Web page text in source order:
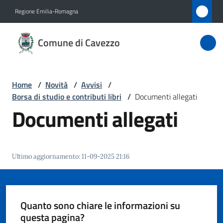
Regione Emilia-Romagna
Comune di Cavezzo
di
Servizi
Vivere
Cavezzo
Home / Novità / Avvisi /
Borsa di studio e contributi libri / Documenti allegati
Documenti allegati
Ultimo aggiornamento:11-09-2025 21:16
Quanto sono chiare le informazioni su
questa pagina?